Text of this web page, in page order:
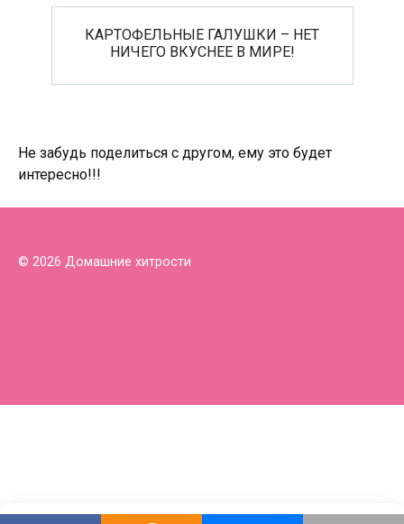
КАРТОФЕЛЬНЫЕ ГАЛУШКИ – НЕТ
НИЧЕГО ВКУСНЕЕ В МИРЕ!
Не забудь поделиться с другом, ему это будет
интересно!!!
© 2026 Домашние хитрости